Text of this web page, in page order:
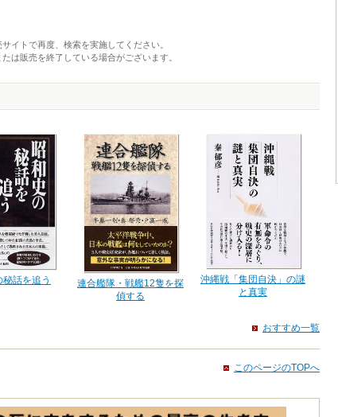
イトで再度、検索を実施してください。
は販売を終了している場合がございます。
話を追う
連合艦隊・戦艦12隻を探
偵する
沖縄戦「集団自決」の謎
と真実
おすすめ一覧
このページのTOPへ